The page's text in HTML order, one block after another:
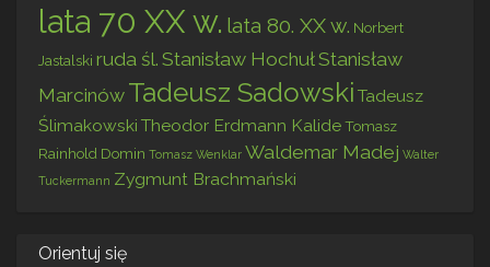
lata 70 XX w. lata 80. XX w. Norbert
Jastalski ruda śl. Stanisław HochułStanisław
Marcinów Tadeusz Sadowski Tadeusz
Ślimakowski Theodor Erdmann KalideTomasz
Rainhold Domin Tomasz Wenklar Waldemar Madej Walter
Tuckermann Zygmunt Brachmański
Orientuj się